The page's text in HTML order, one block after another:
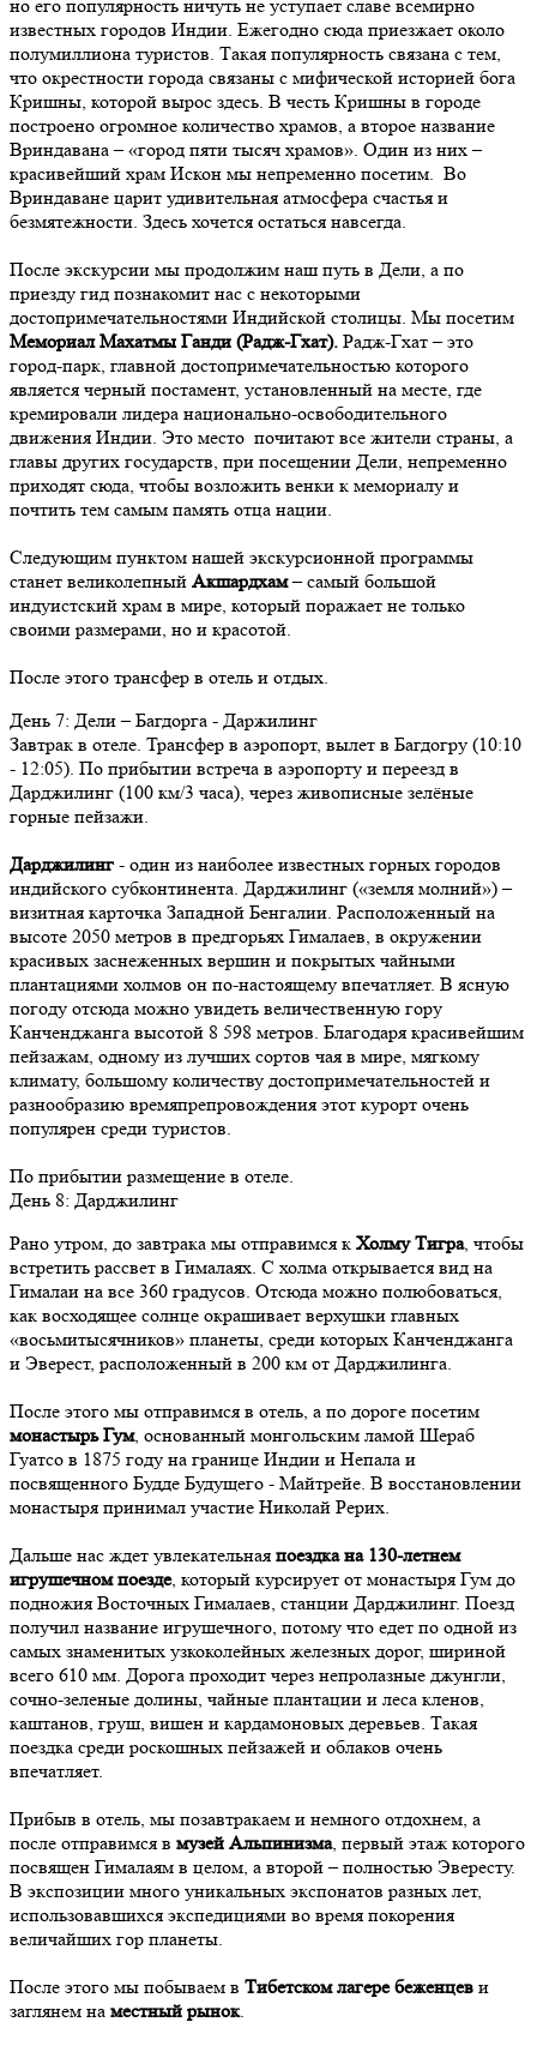
но его популярность ничуть не уступает славе всемирно
известных городов Индии. Ежегодно сюда приезжает около
полумиллиона туристов. Такая популярность связана с тем,
что окрестности города связаны с мифической историей бога
Кришны, которой вырос здесь. В честь Кришны в городе
построено огромное количество храмов, а второе название
Вриндавана – «город пяти тысяч храмов». Один из них –
красивейший храм Искон мы непременно посетим. Во
Вриндаване царит удивительная атмосфера счастья и
безмятежности. Здесь хочется остаться навсегда.
После экскурсии мы продолжим наш путь в Дели, а по
приезду гид познакомит нас с некоторыми
достопримечательностями Индийской столицы. Мы посетим
Мемориал Махатмы Ганди (Радж-Гхат). Радж-Гхат – это
город-парк, главной достопримечательностью которого
является черный постамент, установленный на месте, где
кремировали лидера национально-освободительного
движения Индии. Это место почитают все жители страны, а
главы других государств, при посещении Дели, непременно
приходят сюда, чтобы возложить венки к мемориалу и
почтить тем самым память отца нации.
Следующим пунктом нашей экскурсионной программы
станет великолепный Акшардхам– самый большой
индуистский храм в мире, который поражает не только
своими размерами, но и красотой.
После этого трансфер в отель и отдых.
День 7: Дели – Багдорга - Даржилинг
Завтрак в отеле. Трансфер в аэропорт, вылет в Багдогру (10:10
- 12:05). По прибытии встреча в аэропорту и переезд в
Дарджилинг (100 км/3 часа), через живописные зелёные
горные пейзажи.
Дарджилинг- один из наиболее известных горных городов
индийского субконтинента. Дарджилинг («земля молний») –
визитная карточка Западной Бенгалии. Расположенный на
высоте 2050 метров в предгорьях Гималаев, в окружении
красивых заснеженных вершин и покрытых чайными
плантациями холмов он по-настоящему впечатляет. В ясную
погоду отсюда можно увидеть величественную гору
Канченджанга высотой 8 598 метров. Благодаря красивейшим
пейзажам, одному из лучших сортов чая в мире, мягкому
климату, большому количеству достопримечательностей и
разнообразию времяпрепровождения этот курорт очень
популярен среди туристов.
По прибытии размещение в отеле.
День 8: Дарджилинг
Рано утром, до завтрака мы отправимся к Холму Тигра, чтобы
встретить рассвет в Гималаях. С холма открывается вид на
Гималаи на все 360 градусов. Отсюда можно полюбоваться,
как восходящее солнце окрашивает верхушки главных
«восьмитысячников» планеты, среди которых Канченджанга
и Эверест, расположенный в 200 км от Дарджилинга.
После этого мы отправимся в отель, а по дороге посетим
монастырь Гум, основанный монгольским ламой Шераб
Гуатсо в 1875 году на границе Индии и Непала и
посвященного Будде Будущего - Майтрейе. В восстановлении
монастыря принимал участие Николай Рерих.
Дальше нас ждет увлекательная поездка на 130-летнем
игрушечном поезде, который курсирует от монастыря Гум до
подножия Восточных Гималаев, станции Дарджилинг. Поезд
получил название игрушечного, потому что едет по одной из
самых знаменитых узкоколейных железных дорог, шириной
всего 610 мм. Дорога проходит через непролазные джунгли,
сочно-зеленые долины, чайные плантации и леса кленов,
каштанов, груш, вишен и кардамоновых деревьев. Такая
поездка среди роскошных пейзажей и облаков очень
впечатляет.
Прибыв в отель, мы позавтракаем и немного отдохнем, а
после отправимся в музей Альпинизма, первый этаж которого
посвящен Гималаям в целом, а второй – полностью Эвересту.
В экспозиции много уникальных экспонатов разных лет,
использовавшихся экспедициями во время покорения
величайших гор планеты.
После этого мы побываем в Тибетском лагере беженцев и
заглянем на местный рынок.